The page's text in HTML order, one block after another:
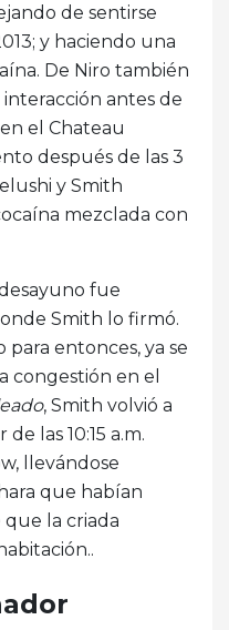
de sentirse
y haciendo una
De Niro también
antes de
el Chateau
después de las 3
y Smith
mezclada con
fue
Smith lo firmó.
entonces, ya se
congestión en el
, Smith volvió a
las 10:15 a.m.
llevándose
que habían
que la criada